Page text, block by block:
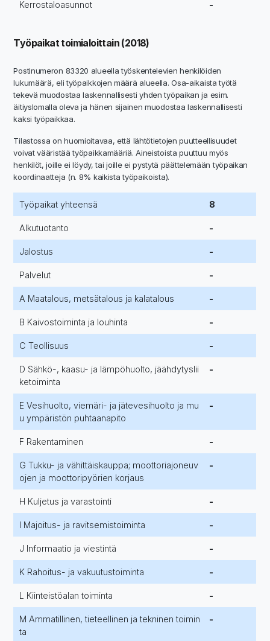
Kerrostaloasunnot -
Työpaikat toimialoittain (2018)
Postinumeron 83320 alueella työskentelevien henkilöiden
lukumäärä, eli työpaikkojen määrä alueella. Osa-aikaista työtä
tekevä muodostaa laskennallisesti yhden työpaikan ja esim.
äitiyslomalla oleva ja hänen sijainen muodostaa laskennallisesti
kaksi työpaikkaa.
Tilastossa on huomioitavaa, että lähtötietojen puutteellisuudet
voivat vääristää työpaikkamääriä. Aineistoista puuttuu myös
henkilöt, joille ei löydy, tai joille ei pystytä päättelemään työpaikan
koordinaatteja (n. 8% kaikista työpaikoista).
Työpaikat yhteensä 8
Alkutuotanto -
Jalostus -
Palvelut -
A Maatalous, metsätalous ja kalatalous -
B Kaivostoiminta ja louhinta -
C Teollisuus -
D Sähkö-, kaasu- ja lämpöhuolto, jäähdytyslii
ketoiminta
-
E Vesihuolto, viemäri- ja jätevesihuolto ja mu
u ympäristön puhtaanapito
-
F Rakentaminen -
G Tukku- ja vähittäiskauppa; moottoriajoneuv
ojen ja moottoripyörien korjaus
-
H Kuljetus ja varastointi -
I Majoitus- ja ravitsemistoiminta -
J Informaatio ja viestintä -
K Rahoitus- ja vakuutustoiminta -
L Kiinteistöalan toiminta -
M Ammatillinen, tieteellinen ja tekninen toimin
ta
-